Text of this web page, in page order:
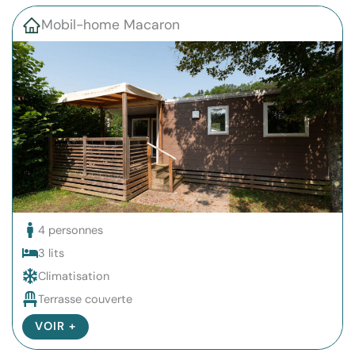
Mobil-home Macaron
4 personnes
3 lits
Climatisation
Terrasse couverte
VOIR +